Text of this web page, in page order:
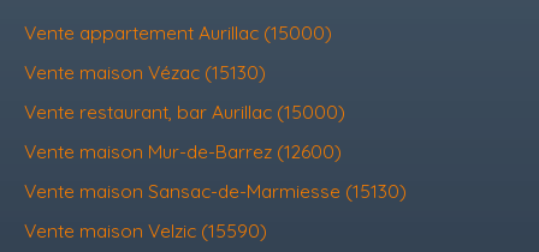
Vente appartement Aurillac (15000)
Vente maison Vézac (15130)
Vente restaurant, bar Aurillac (15000)
Vente maison Mur-de-Barrez (12600)
Vente maison Sansac-de-Marmiesse (15130)
Vente maison Velzic (15590)